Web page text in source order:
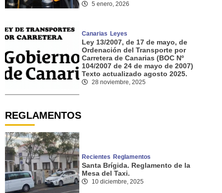
5 enero, 2026
Canarias Leyes
Ley 13/2007, de 17 de mayo, de
Ordenación del Transporte por
Carretera de Canarias (BOC Nº
104/2007 de 24 de mayo de 2007)
Texto actualizado agosto 2025.
28 noviembre, 2025
REGLAMENTOS
Recientes Reglamentos
Santa Brígida. Reglamento de la
Mesa del Taxi.
10 diciembre, 2025